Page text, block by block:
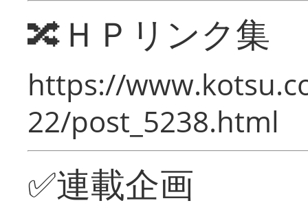
🔀ＨＰリンク集
https://
22/post_5238.html
✅連載企画